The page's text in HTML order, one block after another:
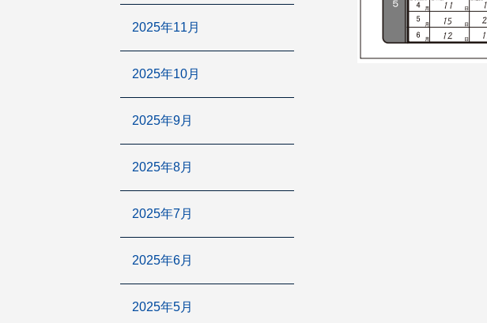
2025年11月
2025年10月
2025年9月
2025年8月
2025年7月
2025年6月
2025年5月